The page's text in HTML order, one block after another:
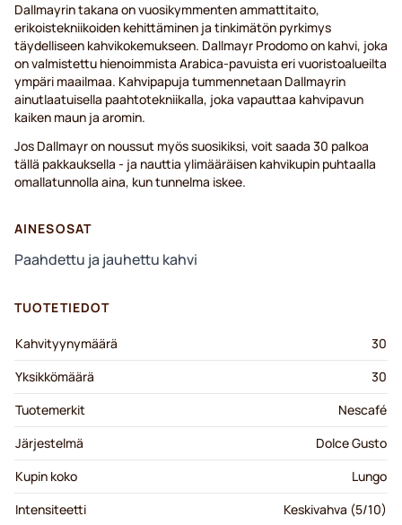
Dallmayrin takana on vuosikymmenten ammattitaito,
erikoistekniikoiden kehittäminen ja tinkimätön pyrkimys
täydelliseen kahvikokemukseen. Dallmayr Prodomo on kahvi, joka
on valmistettu hienoimmista Arabica-pavuista eri vuoristoalueilta
ympäri maailmaa. Kahvipapuja tummennetaan Dallmayrin
ainutlaatuisella paahtotekniikalla, joka vapauttaa kahvipavun
kaiken maun ja aromin.
Jos Dallmayr on noussut myös suosikiksi, voit saada 30 palkoa
tällä pakkauksella - ja nauttia ylimääräisen kahvikupin puhtaalla
omallatunnolla aina, kun tunnelma iskee.
AINESOSAT
Paahdettu ja jauhettu kahvi
TUOTETIEDOT
Kahvityynymäärä
30
Yksikkömäärä
30
Tuotemerkit
Nescafé
Järjestelmä
Dolce Gusto
Kupin koko
Lungo
Intensiteetti
Keskivahva (5/10)